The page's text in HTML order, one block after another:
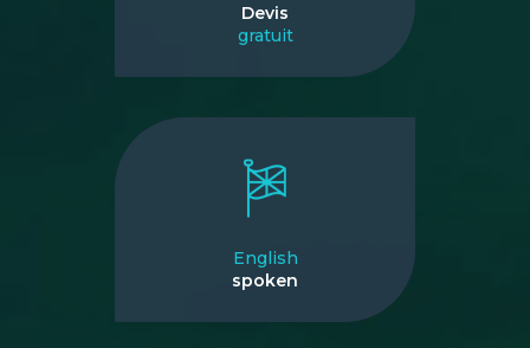
Devis
gratuit
English
spoken